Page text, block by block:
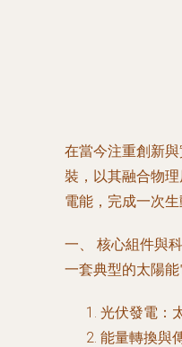
在當今注重創新
裝，以其融合物
電能，完成一次生
一、 核心組件與
一套典型的太陽
光伏發電 ：
能量轉換與